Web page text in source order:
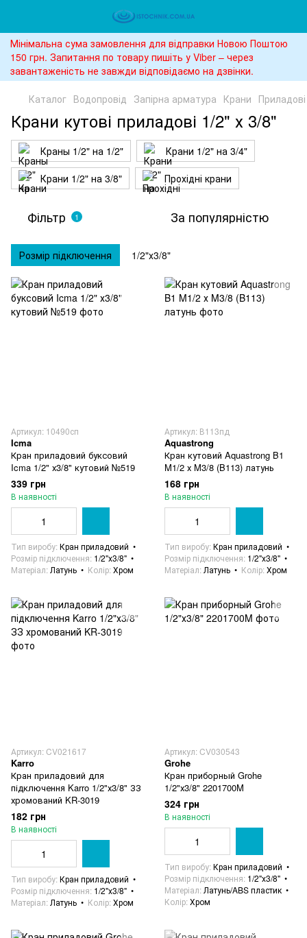
Мінімальна сума замовлення для відправки Новою Поштою
150 грн. Запитання по товару пишіть у Viber – через
завантаженість не завжди відповідаємо на дзвінки.
Каталог Водопровід Запірна арматура Крани
Крани кутові приладові 1/2" х 3/8"
Краны 1/2" на 1/2"
Крани 1/2" на 3/4"
Крани 1/2" на 3/8"
Прохідні крани
Фільтр 1 За популярністю
Розмір підключення 1/2"х3/8"
Артикул: 10490сп
Icma
Кран приладовий буксовий
Icma 1/2" х3/8" кутовий №519
339 грн
В наявності
Тип виробу Кран приладовий
Розмір підключення 1/2"х3/8"
Матеріал Латунь Колір Хром
Артикул: В113пд
Aquastrong
Кран кутовий Aquastrong B1
M1/2 х M3/8 (B113) латунь
168 грн
В наявності
Тип виробу Кран приладовий
Розмір підключення 1/2"х3/8"
Матеріал Латунь Колір Хром
Артикул: CV021617
Karro
Кран приладовий для
підключення Karro 1/2"х3/8" ЗЗ
хромований KR-3019
182 грн
В наявності
Тип виробу Кран приладовий
Розмір підключення 1/2"х3/8"
Матеріал Латунь Колір Хром
Артикул: CV030543
Grohe
Кран приборный Grohe
1/2"х3/8" 2201700M
324 грн
В наявності
Тип виробу Кран приладовий
Розмір підключення 1/2"х3/8"
Матеріал Латунь/ABS пластик
Колір Хром